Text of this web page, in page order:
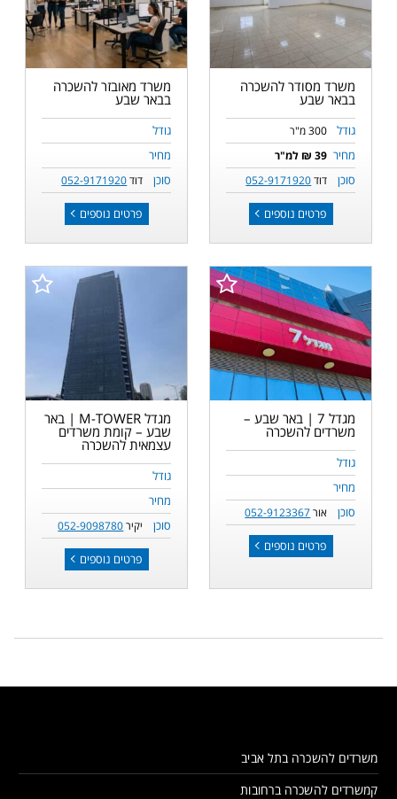
משרד מסודר להשכרה
בבאר שבע
גודל 300 מ"ר
מחיר 39 ₪ למ"ר
סוכן דוד052-9171920
פרטים נוספים
משרד מאובזר להשכרה
בבאר שבע
גודל
מחיר
סוכן
דוד052-9171920
פרטים נוספים
מגדל 7 | באר שבע –
משרדים להשכרה
גודל
מחיר
סוכן
אור052-9123367
פרטים נוספים
מגדל M-TOWER | באר
שבע – קומת משרדים
עצמאית להשכרה
גודל
מחיר
סוכן
יקיר052-9098780
פרטים נוספים
משרדים להשכרה בתל אביב
קמשרדים להשכרה ברחובות